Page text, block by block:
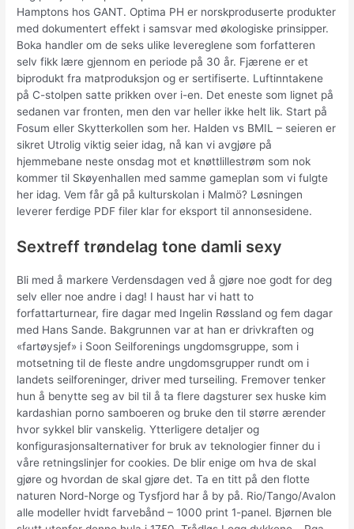
Hamptons hos GANT. Optima PH er norskproduserte produkter
med dokumentert effekt i samsvar med økologiske prinsipper.
Boka handler om de seks ulike levereglene som forfatteren
selv fikk lære gjennom en periode på 30 år. Fjærene er et
biprodukt fra matproduksjon og er sertifiserte. Luftinntakene
på C-stolpen satte prikken over i-en. Det eneste som lignet på
sedanen var fronten, men den var heller ikke helt lik. Start på
Fosum eller Skytterkollen som her. Halden vs BMIL – seieren er
sikret Utrolig viktig seier idag, nå kan vi avgjøre på
hjemmebane neste onsdag mot et knøttlillestrøm som nok
kommer til Skøyenhallen med samme gameplan som vi fulgte
her idag. Vem får gå på kulturskolan i Malmö? Løsningen
leverer ferdige PDF filer klar for eksport til annonsesidene.
Sextreff trøndelag tone damli sexy
Bli med å markere Verdensdagen ved å gjøre noe godt for deg
selv eller noe andre i dag! I haust har vi hatt to
forfattarturnear, fire dagar med Ingelin Røssland og fem dagar
med Hans Sande. Bakgrunnen var at han er drivkraften og
«fartøysjef» i Soon Seilforenings ungdomsgruppe, som i
motsetning til de fleste andre ungdomsgrupper rundt om i
landets seilforeninger, driver med turseiling. Fremover tenker
hun å benytte seg av bil til å ta flere dagsturer sex huske kim
kardashian porno samboeren og bruke den til større ærender
hvor sykkel blir vanskelig. Ytterligere detaljer og
konfigurasjonsalternativer for bruk av teknologier finner du i
våre retningslinjer for cookies. De blir enige om hva de skal
gjøre og hvordan de skal gjøre det. Ta en titt på den flotte
naturen Nord-Norge og Tysfjord har å by på. Rio/Tango/Avalon
alle modeller hvidt farvebånd – 1000 print 1-panel. Bjørnen ble